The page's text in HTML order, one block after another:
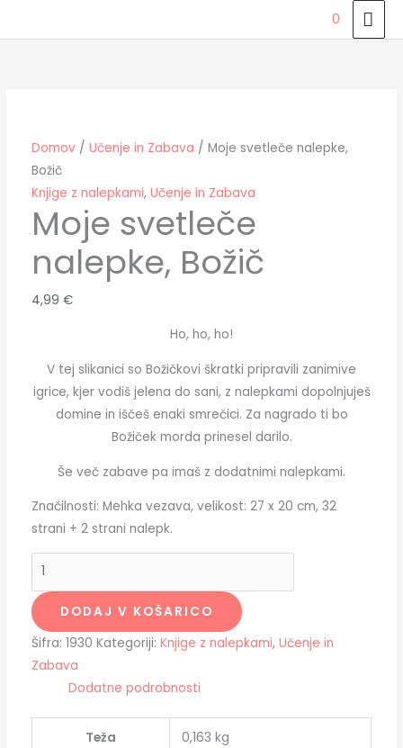
0
Domov/ Učenje in Zabava / Moje svetleče nalepke,
Božič
Knjige z nalepkami, Učenje in Zabava
Moje svetleče
nalepke, Božič
4,99 €
Ho, ho, ho!
V tej slikanici so Božičkovi škratki pripravili zanimive
igrice, kjer vodiš jelena do sani, z nalepkami dopolnjuješ
domine in iščeš enaki smrečici. Za nagrado ti bo
Božiček morda prinesel darilo.
Še več zabave pa imaš z dodatnimi nalepkami.
Značilnosti: Mehka vezava, velikost: 27 x 20 cm, 32
strani + 2 strani nalepk.
količina
DODAJ V KOŠARICO
Šifra: 1930 Kategoriji: Knjige z nalepkami, Učenje in
Zabava
Dodatne podrobnosti
Teža 0,163 kg